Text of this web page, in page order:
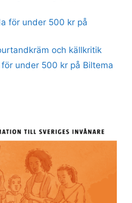
för under 500 kr på
och källkritik
under 500 kr på Biltema